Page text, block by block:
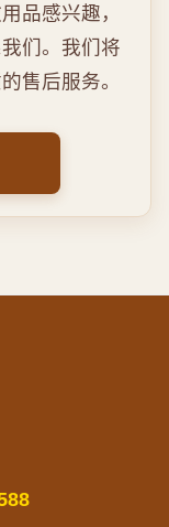
品感兴趣，
们。我们将
售后服务。